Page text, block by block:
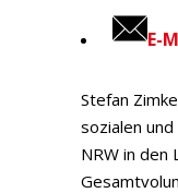
E-
Stefan
sozialen
NRW in den